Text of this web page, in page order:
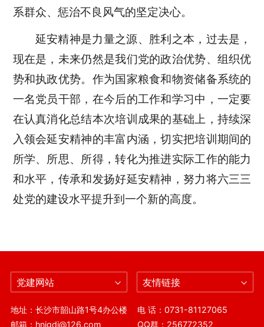
系群众、惩治不良风气的坚定决心。
延安精神是力量之源、胜利之本，过去是，
现在是，未来仍然是我们党的政治优势、组织优
势和执政优势。作为国家粮食和物资储备系统的
一名党员干部，在今后的工作和学习中，一定要
在认真消化总结本次培训成果的基础上，持续深
入领会延安精神的丰富内涵，切实把培训期间的
所学、所思、所得，转化为推进实际工作的能力
和水平，传承和发扬好延安精神，努力将六三三
处党的建设水平提升到一个新的高度。
党建网站 友情链接
地址：长沙市韶山路1号4办公楼
电 话：0731-81127065
邮箱：hnjgdj@126.com
QQ群：256772352